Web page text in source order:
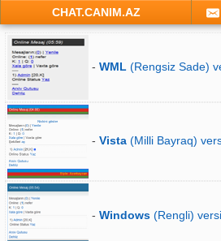
CHAT.CANIM.AZ
- WML (Rengsiz Sade)
- Vista (Milli Bayraq)
- Windows (Rengli)